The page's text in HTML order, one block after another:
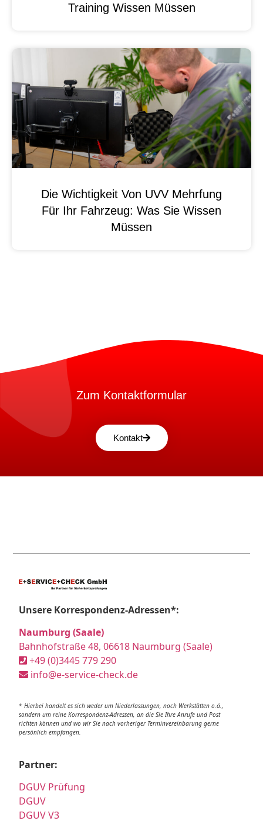
Training Wissen Müssen
Die Wichtigkeit Von UVV Mehrfung
Für Ihr Fahrzeug: Was Sie Wissen
Müssen
Zum Kontaktformular
Kontakt
Unsere Korrespondenz-Adressen*:
Naumburg (Saale)
Bahnhofstraße 48, 06618 Naumburg (Saale)
+49 (0)3445 779 290
info@e-service-check.de
* Hierbei handelt es sich weder um Niederlassungen, noch Werkstätten o.ä.,
sondern um reine Korrespondenz-Adressen, an die Sie Ihre Anrufe und Post
richten können und wo wir Sie nach vorheriger Terminvereinbarung gerne
persönlich empfangen.
Partner:
DGUV Prüfung
DGUV
DGUV V3